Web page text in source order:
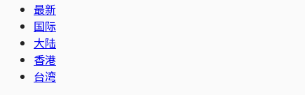
最新
国际
大陆
香港
台湾